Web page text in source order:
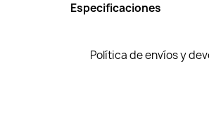
Especificaciones
Política de envíos y